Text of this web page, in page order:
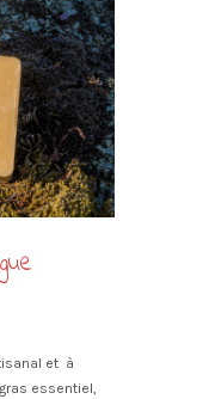
et à
essentiel,